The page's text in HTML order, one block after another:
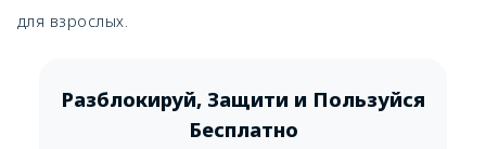
для взрослых.
Разблокируй, Защити и Пользуйся
Бесплатно